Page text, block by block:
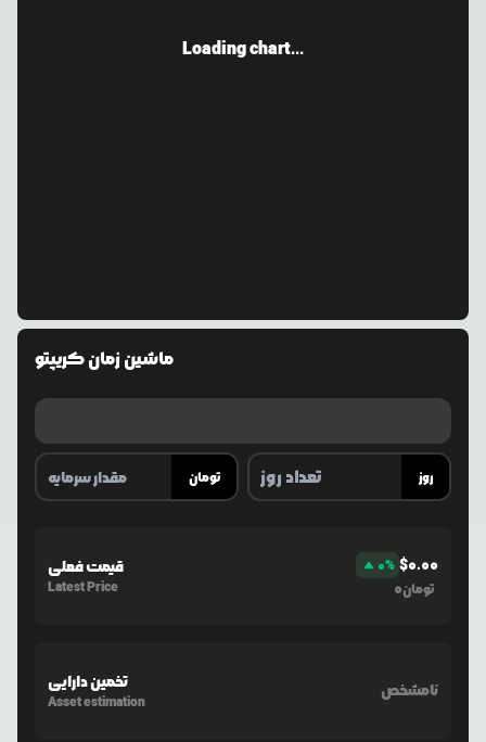
Loading chart...
ماشین زمان کریپتو
تومان روز
قیمت فعلی
Latest Price
0% $0.00
0تومان
تخمین دارایی
Asset estimation
نامشخص